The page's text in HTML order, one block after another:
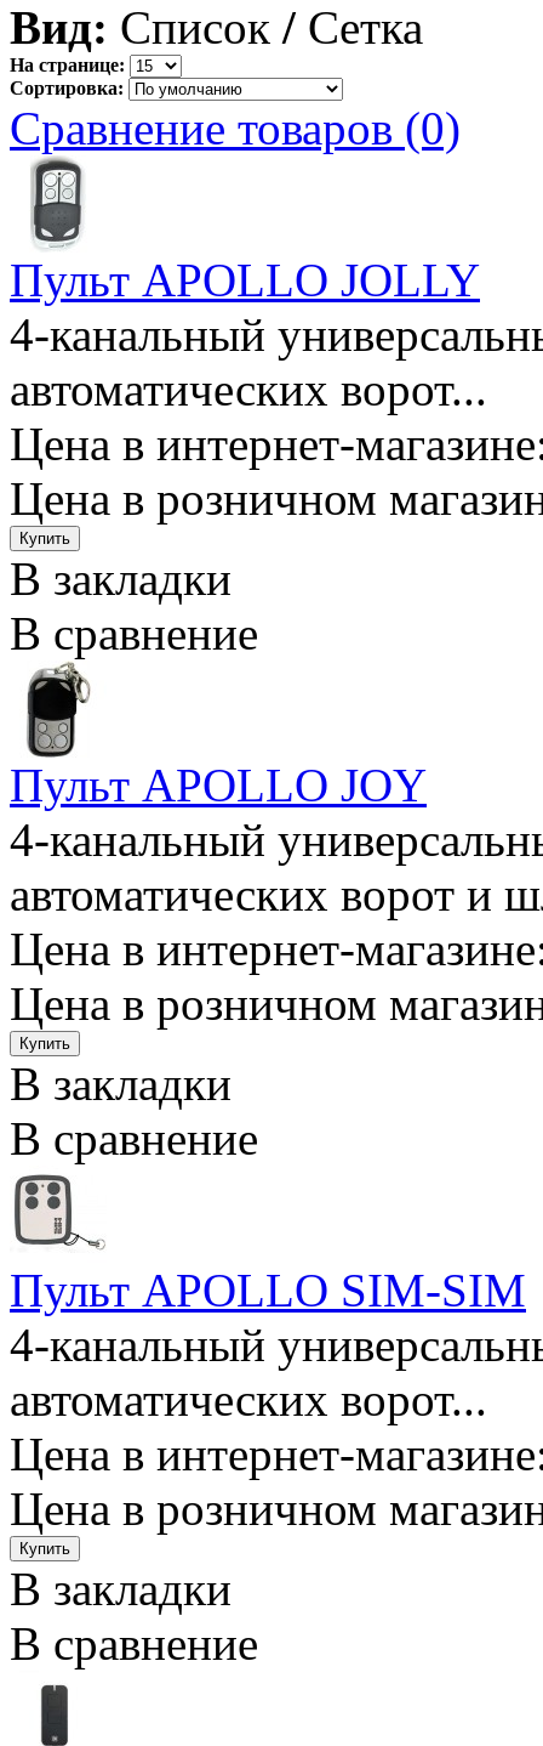
Вид: Список / Сетка
На странице:
Сортировка:
Сравнение товаров (0)
Пульт APOLLO JOLLY
4-канальный
автоматических ворот...
Цена в интернет-
Цена в розничном
В закладки
В сравнение
Пульт APOLLO JOY
4-канальный
автоматических ворот и
Цена в интернет-
Цена в розничном
В закладки
В сравнение
Пульт APOLLO SIM-SIM
4-канальный
автоматических ворот...
Цена в интернет-
Цена в розничном
В закладки
В сравнение